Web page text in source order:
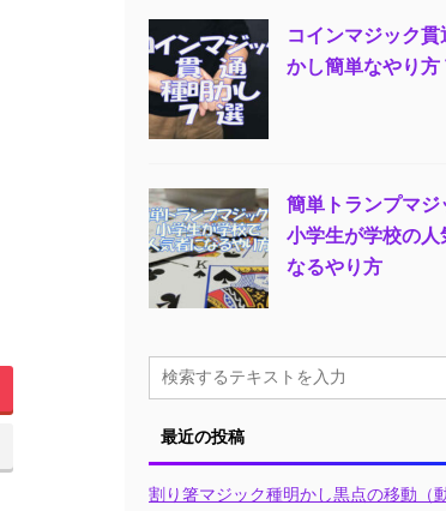
コインマジック貫
かし簡単なやり方
簡単トランプマジ
小学生が学校の人
なるやり方
最近の投稿
割り箸マジック種明かし黒点の移動（